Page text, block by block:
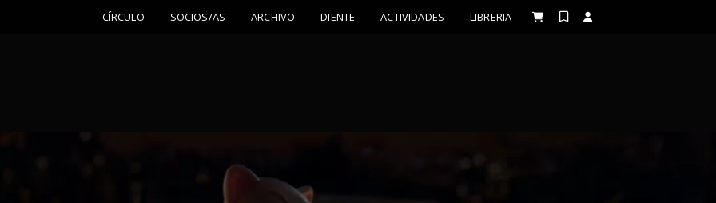
CÍRCULO SOCIOS/AS ARCHIVO DIENTE ACTIVIDADES LIBRERIA